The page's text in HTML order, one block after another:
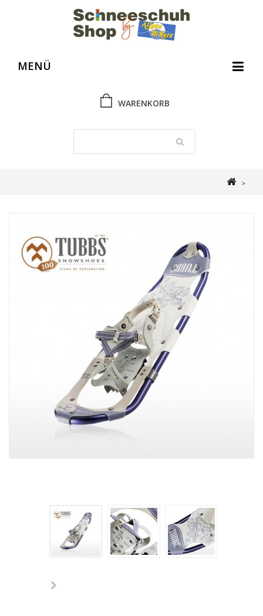
MENÜ
WARENKORB
>